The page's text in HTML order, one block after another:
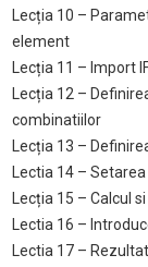
Lecția 10 –
element
Lecția 11 – Import
Lecția 12 –
combinatiilor
Lecția 13 –
Lectia 14 –
Lecția 15 – Calcul
Lectia 16 –
Lectia 17 –